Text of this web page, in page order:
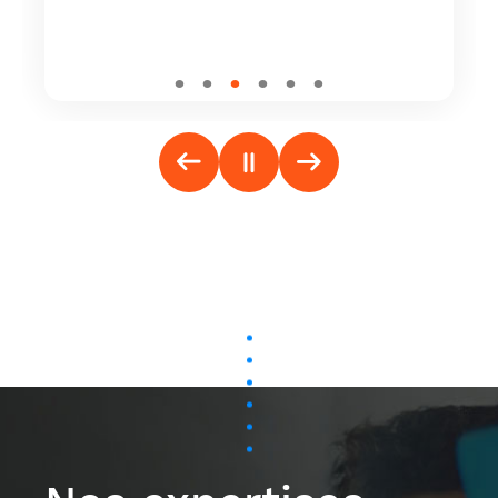
L’équipe Datanumia cumule des
décennies d’expertise dans la gestion, le
traitement et l’analyse de la donnée
énergétique. Datanumia propose à ses